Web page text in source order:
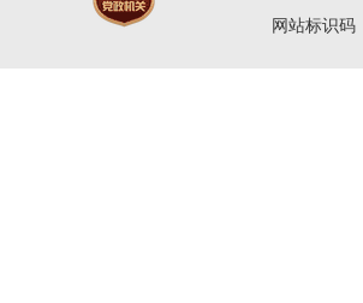
网站标识